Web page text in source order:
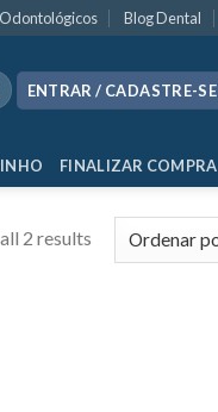
Blog Dental
ENTRAR / CADASTRE-SE
FINALIZAR COMPRA
2 results